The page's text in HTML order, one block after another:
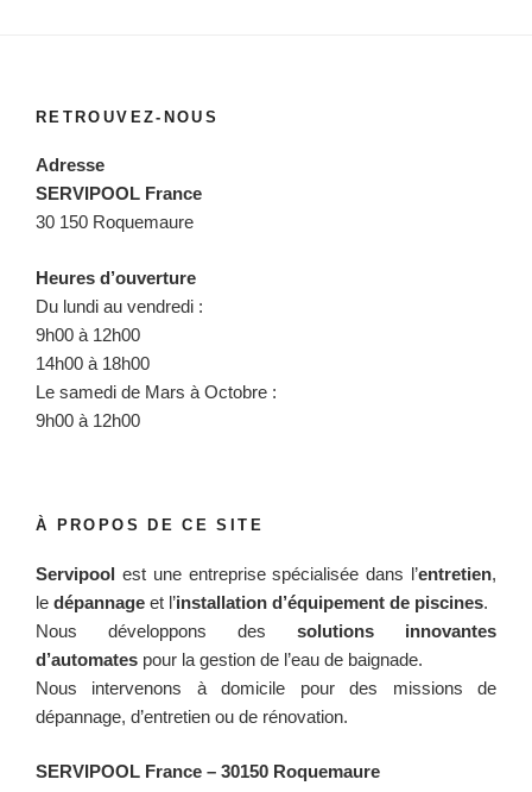
RETROUVEZ-NOUS
Adresse
SERVIPOOL France
30 150 Roquemaure
Heures d’ouverture
Du lundi au vendredi :
9h00 à 12h00
14h00 à 18h00
Le samedi de Mars à Octobre :
9h00 à 12h00
À PROPOS DE CE SITE
Servipool est une entreprise spécialisée dans l’entretien,
le dépannage et l’installation d’équipement de piscines.
Nous développons des solutions innovantes
d’automates pour la gestion de l’eau de baignade.
Nous intervenons à domicile pour des missions de
dépannage, d’entretien ou de rénovation.
SERVIPOOL France – 30150 Roquemaure